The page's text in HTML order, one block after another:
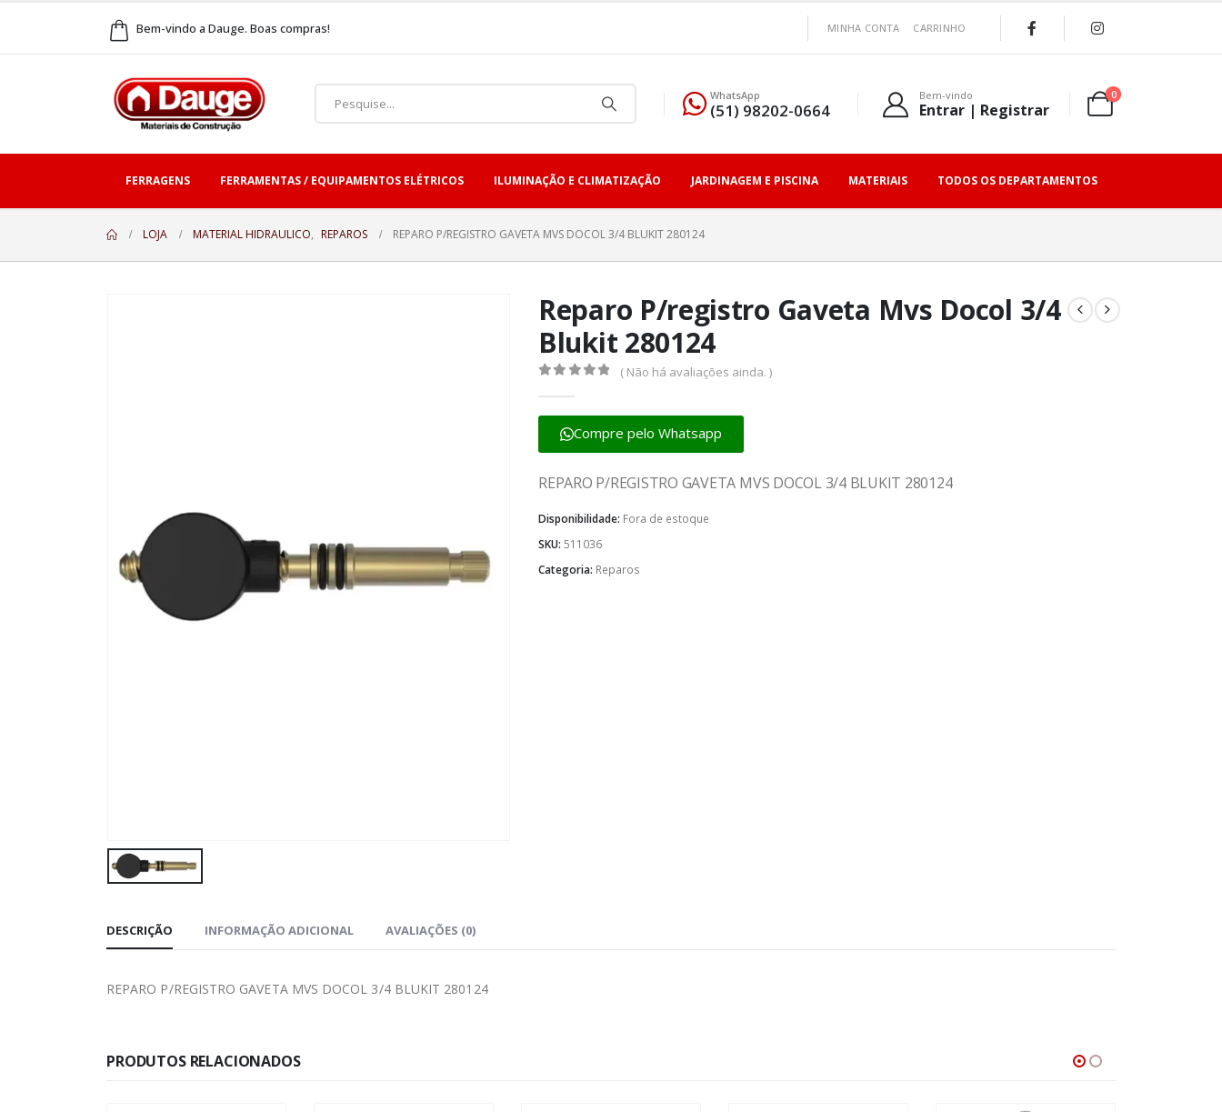
Bem-vindo a Dauge. Boas compras! MINHA CONTA CARRINHO
WhatsApp
(51) 98202-0664
Bem-vindo
Entrar | Registrar
0
FERRAGENS FERRAMENTAS / EQUIPAMENTOS ELÉTRICOS ILUMINAÇÃO E CLIMATIZAÇÃO JARDINAGEM E PISCINA MATERIAIS TODOS OS DEPARTAMENTOS
LOJA MATERIAL HIDRAULICO, REPAROS REPARO P/REGISTRO GAVETA MVS DOCOL 3/4 BLUKIT 280124
Reparo P/registro Gaveta Mvs Docol 3/4
Blukit 280124
( Não há avaliações ainda. )
Compre pelo Whatsapp
REPARO P/REGISTRO GAVETA MVS DOCOL 3/4 BLUKIT 280124
Disponibilidade: Fora de estoque
SKU: 511036
Categoria: Reparos
DESCRIÇÃO INFORMAÇÃO ADICIONAL AVALIAÇÕES (0)
REPARO P/REGISTRO GAVETA MVS DOCOL 3/4 BLUKIT 280124
PRODUTOS RELACIONADOS